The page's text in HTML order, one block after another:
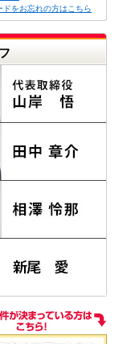
ドをお忘れの方はこちら